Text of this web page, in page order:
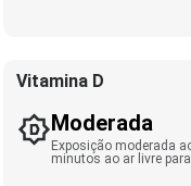
Vitamina D
Moderada
Exposição moderada
minutos ao ar livre